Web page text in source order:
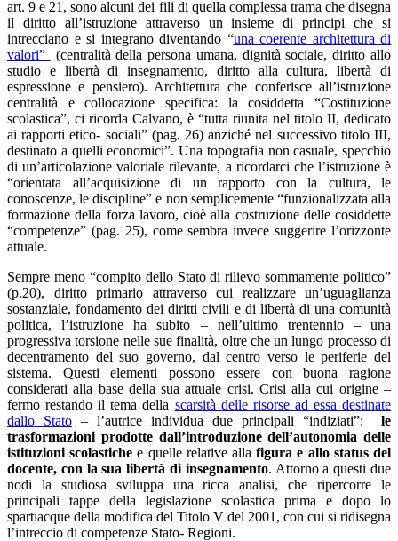
art. 9 e 21, sono alcuni dei fili di quella complessa trama che disegna
il diritto all’istruzione attraverso un insieme di principi che si
intrecciano e si integrano diventando “una coerente architettura di
valori”
(centralità della persona umana, dignità sociale, diritto allo
studio e libertà di insegnamento, diritto alla cultura, libertà di
espressione e pensiero). Architettura che conferisce all’istruzione
centralità e collocazione specifica: la cosiddetta “Costituzione
scolastica”, ci ricorda Calvano, è “tutta riunita nel titolo II, dedicato
ai rapporti etico- sociali” (pag. 26) anziché nel successivo titolo III,
destinato a quelli economici”. Una topografia non casuale, specchio
di un’articolazione valoriale rilevante, a ricordarci che l’istruzione è
“orientata all’acquisizione di un rapporto con la cultura, le
conoscenze, le discipline” e non semplicemente “funzionalizzata alla
formazione della forza lavoro, cioè alla costruzione delle cosiddette
“competenze” (pag. 25), come sembra invece suggerire l’orizzonte
attuale.
Sempre meno “compito dello Stato di rilievo sommamente politico”
(p.20), diritto primario attraverso cui realizzare un’uguaglianza
sostanziale, fondamento dei diritti civili e di libertà di una comunità
politica, l’istruzione ha subito – nell’ultimo trentennio – una
progressiva torsione nelle sue finalità, oltre che un lungo processo di
decentramento del suo governo, dal centro verso le periferie del
sistema. Questi elementi possono essere con buona ragione
considerati alla base della sua attuale crisi. Crisi alla cui origine –
fermo restando il tema della scarsità delle risorse ad essa destinate
dallo Stato – l’autrice individua due principali “indiziati”: le
trasformazioni prodotte dall’introduzione dell’autonomia delle
istituzioni scolastiche e quelle relative allafigura e allo status del
docente, con la sua libertà di insegnamento. Attorno a questi due
nodi la studiosa sviluppa una ricca analisi, che ripercorre le
principali tappe della legislazione scolastica prima e dopo lo
spartiacque della modifica del Titolo V del 2001, con cui si ridisegna
l’intreccio di competenze Stato- Regioni.